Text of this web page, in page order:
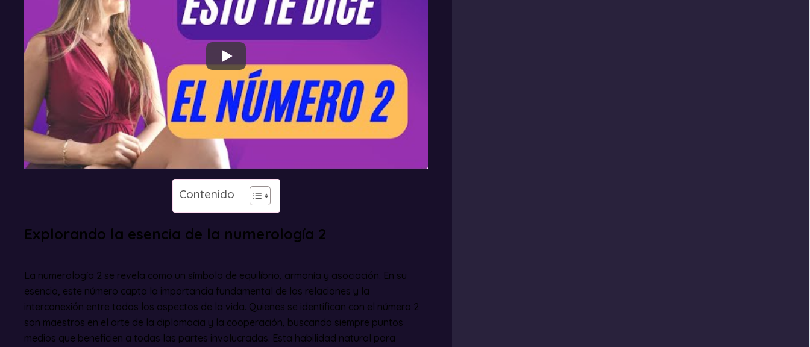
Contenido
Explorando la esencia de la numerología 2
La numerología 2 se revela como un símbolo de equilibrio, armonía y asociación. En su
esencia, este número capta la importancia fundamental de las relaciones y la
interconexión entre todos los aspectos de la vida. Quienes se identifican con el número 2
son maestros en el arte de la diplomacia y la cooperación, buscando siempre puntos
medios que beneficien a todas las partes involucradas. Esta habilidad natural para